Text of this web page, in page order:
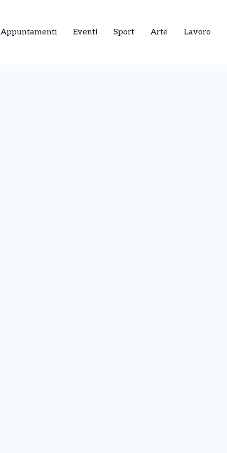
Appuntamenti Eventi Sport Arte Lavoro